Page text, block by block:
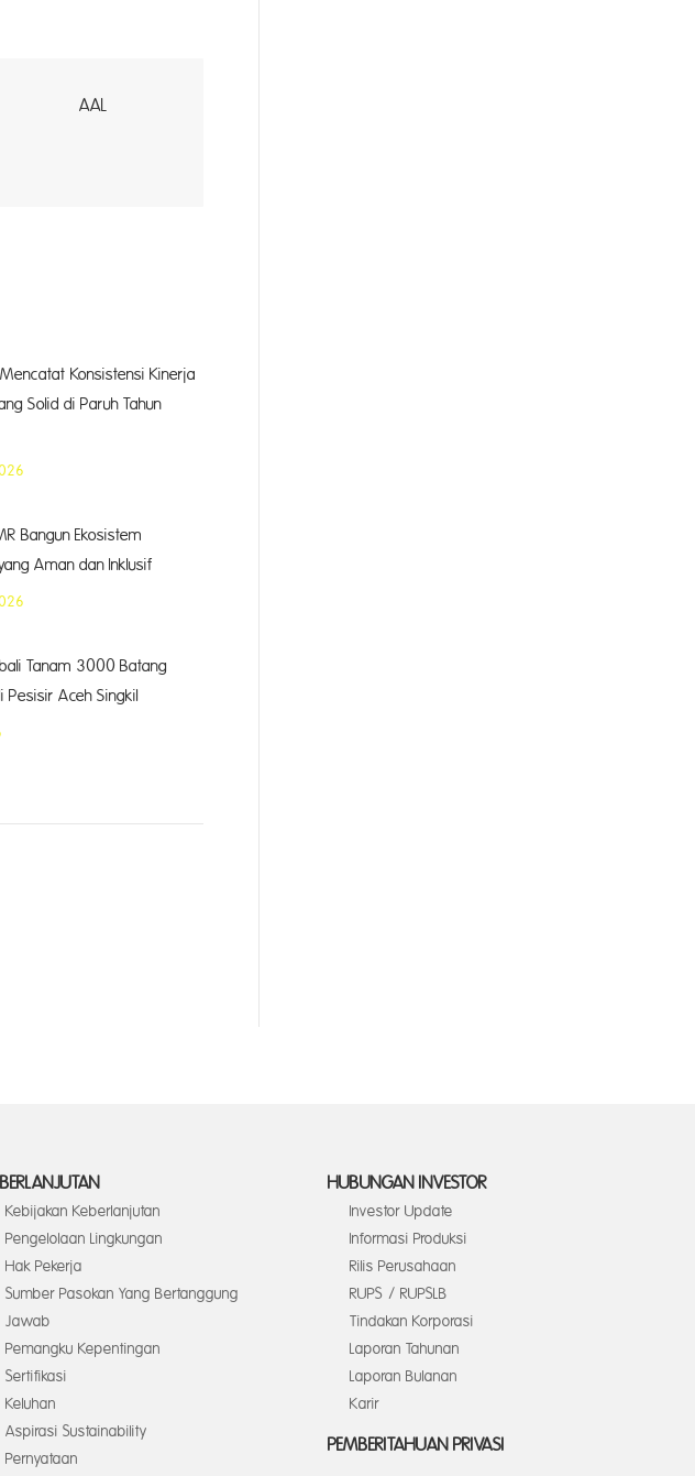
Konsistensi Kinerja
Solid di Paruh Tahun
Bangun Ekosistem
Aman dan Inklusif
Tanam 3000 Batang
Pesisir Aceh Singkil
Kebijakan Keberlanjutan
Pengelolaan Lingkungan
Hak Pekerja
Sumber Pasokan Yang Bertanggung
Jawab
Pemangku Kepentingan
Sertifikasi
Keluhan
Aspirasi Sustainability
Pernyataan
HUBUNGAN INVESTOR
Investor Update
Informasi Produksi
Rilis Perusahaan
RUPS / RUPSLB
Tindakan Korporasi
Laporan Tahunan
Laporan Bulanan
Karir
PEMBERITAHUAN PRIVASI